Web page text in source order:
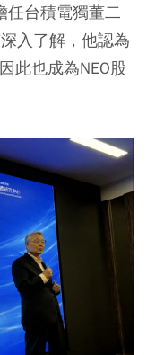
台積電獨董二
入了解，他認為
此也成為NEO股